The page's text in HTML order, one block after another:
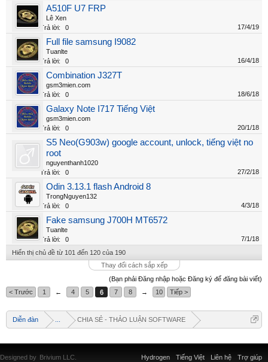
A510F U7 FRP
Lê Xen
Trả lời:
0 17/4/19
Full file samsung I9082
Tuanlte
Trả lời:
0 16/4/18
Combination J327T
gsm3mien.com
Trả lời:
0 18/6/18
Galaxy Note I717 Tiếng Việt
gsm3mien.com
Trả lời:
0 20/1/18
S5 Neo(G903w) google account, unlock, tiếng việt no
root
nguyenthanh1020
Trả lời:
0 27/2/18
Odin 3.13.1 flash Android 8
TrongNguyen132
Trả lời:
0 4/3/18
Fake samsung J700H MT6572
Tuanlte
Trả lời:
0
7/1/18
Hiển thị chủ đề từ 101 đến 120 của 190
Thay đổi cách sắp xếp
(Bạn phải Đăng nhập hoặc Đăng ký để đăng bài viết)
< Trước
1 ← 4 5 6 7 8 → 10 Tiếp >
Diễn đàn CHIA SẺ - THẢO LUẬN SOFTWARE
Liên hệ Trợ giúp
Hydrogen Tiếng Việt
Designed by Brivium LLC.